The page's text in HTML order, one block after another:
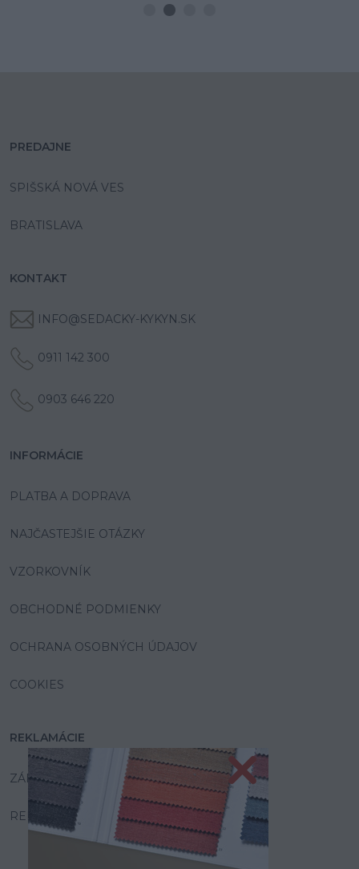
PREDAJNE
SPIŠSKÁ NOVÁ VES
BRATISLAVA
KONTAKT
INFO@SEDACKY-KYKYN.SK
0911 142 300
0903 646 220
INFORMÁCIE
PLATBA A DOPRAVA
NAJČASTEJŠIE OTÁZKY
VZORKOVNÍK
OBCHODNÉ PODMIENKY
OCHRANA OSOBNÝCH ÚDAJOV
COOKIES
REKLAMÁCIE
ZÁRUKA A SERVIS
REKLAMAČNÝ PORIADOK